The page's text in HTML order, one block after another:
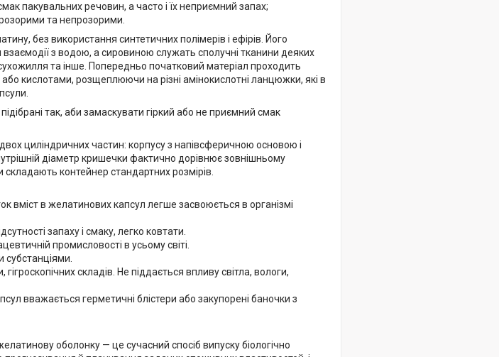
пакувальних речовин, а часто і їх неприємний запах;
та непрозорими.
без використання синтетичних полімерів і ефірів. Його
з водою, а сировиною служать сполучні тканини деяких
та інше. Попередньо початковий матеріал проходить
кислотами, розщеплюючи на різні амінокислотні ланцюжки, які в
так, аби замаскувати гіркий або не приємний смак
циліндричних частин: корпусу з напівсферичною основою і
діаметр кришечки фактично дорівнює зовнішньому
складають контейнер стандартних розмірів.
вміст в желатинових капсул легше засвоюється в організмі
запаху і смаку, легко ковтати.
промисловості в усьому світі.
субстанціями.
складів. Не піддається впливу світла, вологи,
вважається герметичні блістери або закупорені баночки з
оболонку — це сучасний спосіб випуску біологічно